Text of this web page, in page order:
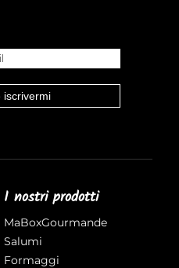
I nostri prodotti
MaBoxGourmande
Salumi
Formaggi